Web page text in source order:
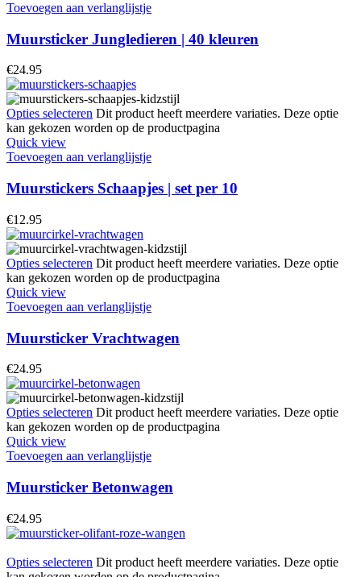
Toevoegen aan verlanglijstje
Muursticker Jungledieren | 40 kleuren
€24.95
Opties selecteren Dit product heeft meerdere variaties. Deze optie
kan gekozen worden op de productpagina
Quick view
Toevoegen aan verlanglijstje
Muurstickers Schaapjes | set per 10
€12.95
Opties selecteren Dit product heeft meerdere variaties. Deze optie
kan gekozen worden op de productpagina
Quick view
Toevoegen aan verlanglijstje
Muursticker Vrachtwagen
€24.95
Opties selecteren Dit product heeft meerdere variaties. Deze optie
kan gekozen worden op de productpagina
Quick view
Toevoegen aan verlanglijstje
Muursticker Betonwagen
€24.95
Opties selecteren Dit product heeft meerdere variaties. Deze optie